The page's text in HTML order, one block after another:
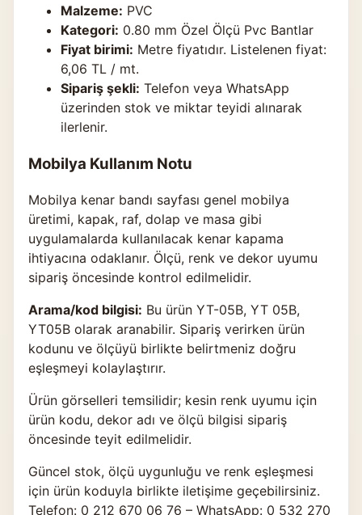
Malzeme: PVC
Kategori: 0.80 mm Özel Ölçü Pvc Bantlar
Fiyat birimi: Metre fiyatıdır. Listelenen fiyat:
6,06 TL / mt.
Sipariş şekli: Telefon veya WhatsApp
üzerinden stok ve miktar teyidi alınarak
ilerlenir.
Mobilya Kullanım Notu
Mobilya kenar bandı sayfası genel mobilya
üretimi, kapak, raf, dolap ve masa gibi
uygulamalarda kullanılacak kenar kapama
ihtiyacına odaklanır. Ölçü, renk ve dekor uyumu
sipariş öncesinde kontrol edilmelidir.
Arama/kod bilgisi: Bu ürün YT-05B, YT 05B,
YT05B olarak aranabilir. Sipariş verirken ürün
kodunu ve ölçüyü birlikte belirtmeniz doğru
eşleşmeyi kolaylaştırır.
Ürün görselleri temsilidir; kesin renk uyumu için
ürün kodu, dekor adı ve ölçü bilgisi sipariş
öncesinde teyit edilmelidir.
Güncel stok, ölçü uygunluğu ve renk eşleşmesi
için ürün koduyla birlikte iletişime geçebilirsiniz.
Telefon: 0 212 670 06 76 – WhatsApp: 0 532 270